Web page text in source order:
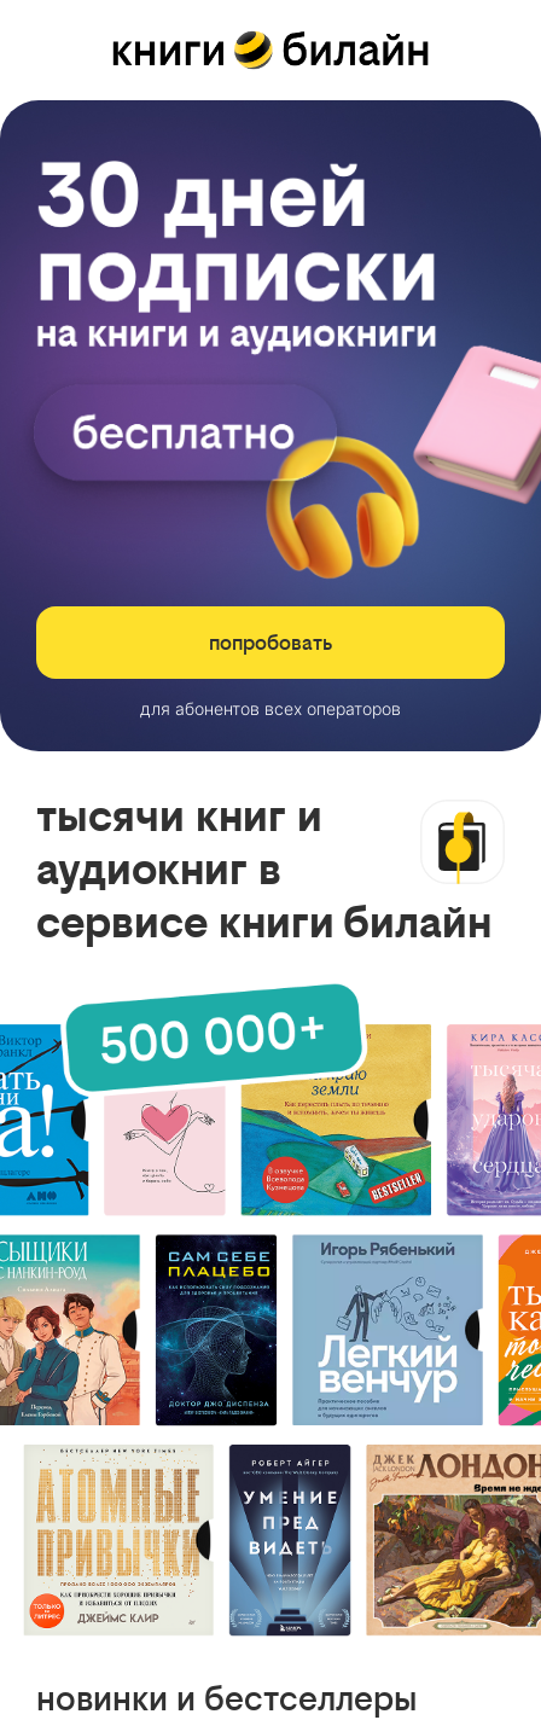
попробовать
для абонентов всех операторов
тысячи книг и
аудиокниг в
сервисе книги билайн
новинки и бестселлеры